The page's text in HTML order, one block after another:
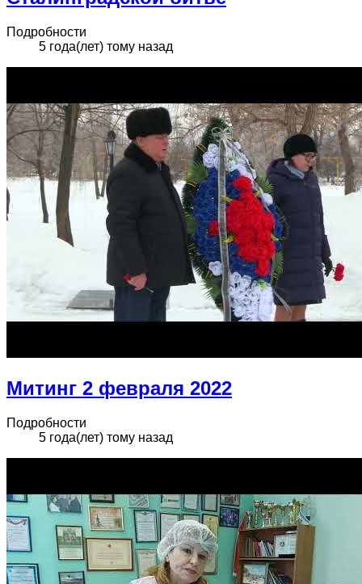
Подробности
5 года(лет) тому назад
Митинг 2 февраля 2022
Подробности
5 года(лет) тому назад